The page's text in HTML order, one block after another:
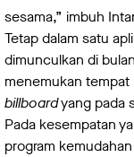
sesama,” imbuh
Tetap dalam satu
dimunculkan di
menemukan tempat
billboardyang pada
Pada kesempatan
program